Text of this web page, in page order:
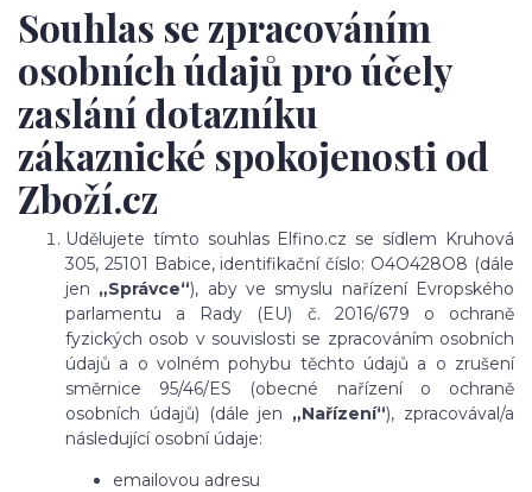
Souhlas se zpracováním
osobních údajů pro účely
zaslání dotazníku
zákaznické spokojenosti od
Zboží.cz
Udělujete tímto souhlas Elfino.cz se sídlem Kruhová
305, 25101 Babice, identifikační číslo: O4O428O8 (dále
jen „Správce“), aby ve smyslu nařízení Evropského
parlamentu a Rady (EU) č. 2016/679 o ochraně
fyzických osob v souvislosti se zpracováním osobních
údajů a o volném pohybu těchto údajů a o zrušení
směrnice 95/46/ES (obecné nařízení o ochraně
osobních údajů) (dále jen „Nařízení“), zpracovával/a
následující osobní údaje:
emailovou adresu